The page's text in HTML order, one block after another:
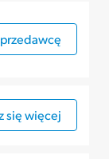
się więcej